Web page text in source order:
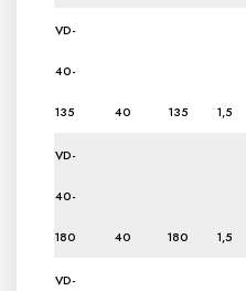
VD-
40-
135 40 135 1,5
VD-
40-
180 40 180 1,5
VD-